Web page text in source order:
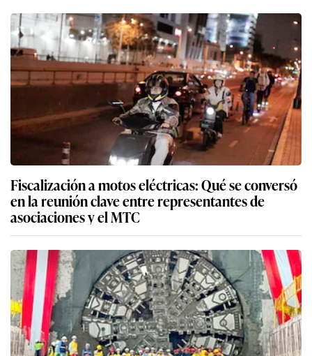
Fiscalización a motos eléctricas: Qué se conversó
en la reunión clave entre representantes de
asociaciones y el MTC